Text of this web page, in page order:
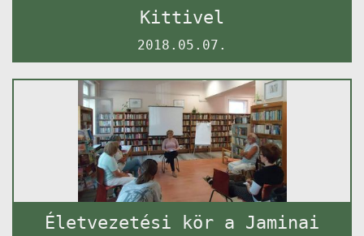
Kittivel
2018.05.07.
Életvezetési kör a Jaminai